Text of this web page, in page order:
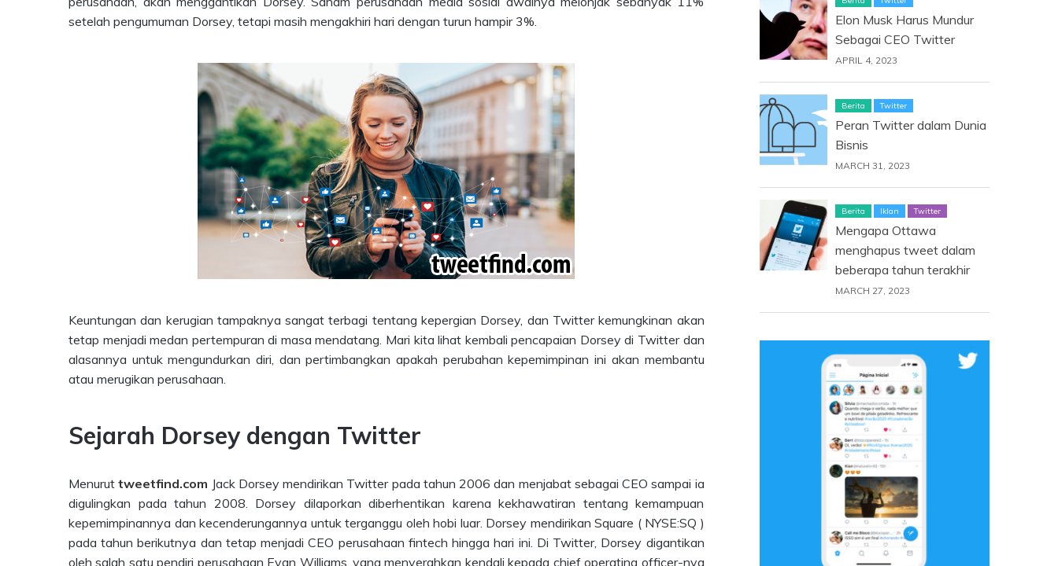
setelah pengumuman Dorsey, tetapi masih mengakhiri hari dengan turun hampir 3%.
Keuntungan dan kerugian tampaknya sangat terbagi tentang kepergian Dorsey, dan Twitter kemungkinan akan
tetap menjadi medan pertempuran di masa mendatang. Mari kita lihat kembali pencapaian Dorsey di Twitter dan
alasannya untuk mengundurkan diri, dan pertimbangkan apakah perubahan kepemimpinan ini akan membantu
atau merugikan perusahaan.
Sejarah Dorsey dengan Twitter
Menuruttweetfind.com Jack Dorsey mendirikan Twitter pada tahun 2006 dan menjabat sebagai CEO sampai ia
digulingkan pada tahun 2008. Dorsey dilaporkan diberhentikan karena kekhawatiran tentang kemampuan
kepemimpinannya dan kecenderungannya untuk terganggu oleh hobi luar. Dorsey mendirikan Square ( NYSE:SQ )
pada tahun berikutnya dan tetap menjadi CEO perusahaan fintech hingga hari ini. Di Twitter, Dorsey digantikan
oleh salah satu pendiri perusahaan Evan Williams, yang menyerahkan kendali kepada chief operating officer-nya
Elon Musk Harus Mundur
Sebagai CEO Twitter
APRIL 4, 2023
Berita Twitter
Peran Twitter dalam Dunia
Bisnis
MARCH 31, 2023
Berita Iklan Twitter
Mengapa Ottawa
menghapus tweet dalam
beberapa tahun terakhir
MARCH 27, 2023